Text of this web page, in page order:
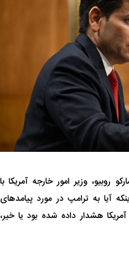
روبیو، وزیر امور خارجه آمریکا با
آیا به ترامپ در مورد پیامدهای
هشدار داده شده بود یا خیر،